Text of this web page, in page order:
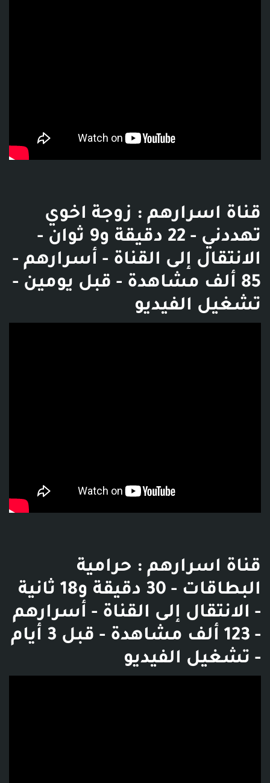
قناة اسرارهم : زوجة اخوي
تهددني - 22 دقيقة و9 ثوان -
الانتقال إلى القناة - أسرارهم -
85 ألف مشاهدة - قبل يومين -
تشغيل الفيديو
قناة اسرارهم : حرامية
البطاقات - 30 دقيقة و18 ثانية
- الانتقال إلى القناة - أسرارهم
- 123 ألف مشاهدة - قبل 3 أيام
- تشغيل الفيديو